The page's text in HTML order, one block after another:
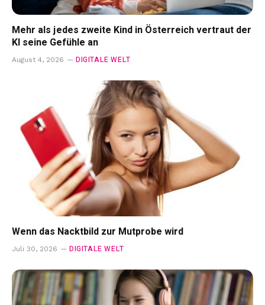
Mehr als jedes zweite Kind in Österreich vertraut der
KI seine Gefühle an
August 4, 2026 DIGITALE WELT
Wenn das Nacktbild zur Mutprobe wird
Juli 30, 2026 DIGITALE WELT